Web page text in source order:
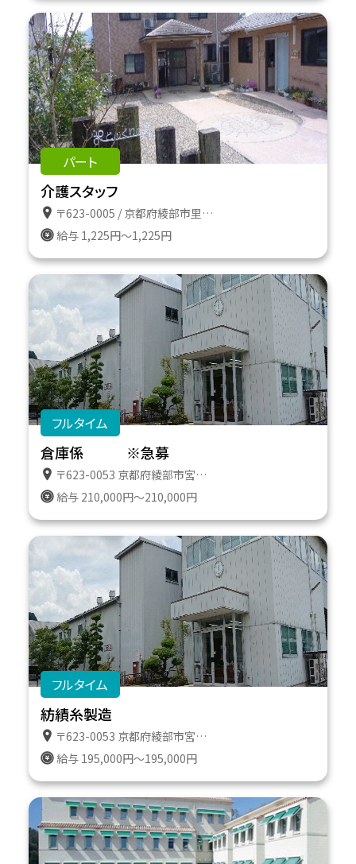
パート
介護スタッフ
〒623-0005 / 京都府綾部市里町向屋敷３３
給与 1,225円～1,225円
フルタイム
倉庫係 ※急募
〒623-0053 京都府綾部市宮代町宮ノ下２１
給与 210,000円～210,000円
フルタイム
紡績糸製造
〒623-0053 京都府綾部市宮代町宮ノ下２１
給与 195,000円～195,000円